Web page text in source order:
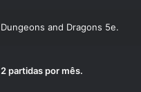
Dungeons and Dragons 5e.
2 partidas por mês.